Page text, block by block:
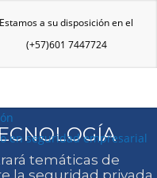
Estamos a su disposición en el
(+57)601 7447724
en seguridad empresarial
temáticas de
la seguridad privada